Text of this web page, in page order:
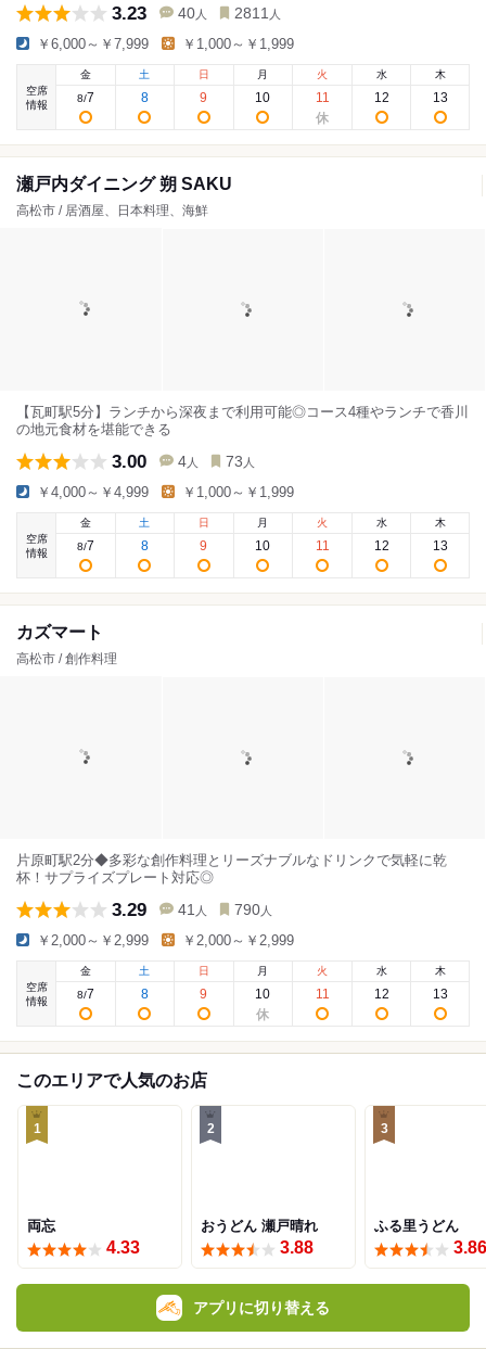
3.23 40 人 2811 人
￥6,000～￥7,999 ￥1,000～￥1,999
空席
情報
金
8/7
土
8
日
9
月
10
火
11
水
12
木
13
瀬戸内ダイニング 朔 SAKU
高松市 / 居酒屋、日本料理、海鮮
【瓦町駅5分】ランチから深夜まで利用可能◎コース4種やランチで香川
の地元食材を堪能できる
3.00 4 人 73 人
￥4,000～￥4,999 ￥1,000～￥1,999
空席
情報
金
8/7
土
8
日
9
月
10
火
11
水
12
木
13
カズマート
高松市 / 創作料理
片原町駅2分◆多彩な創作料理とリーズナブルなドリンクで気軽に乾
杯！サプライズプレート対応◎
3.29 41 人 790 人
￥2,000～￥2,999 ￥2,000～￥2,999
空席
情報
金
8/7
土
8
日
9
月
10
火
11
水
12
木
13
このエリアで人気のお店
1
両忘
4.33
2
おうどん 瀬戸晴れ
3.88
3
ふる里うどん
3.86
アプリに切り替える